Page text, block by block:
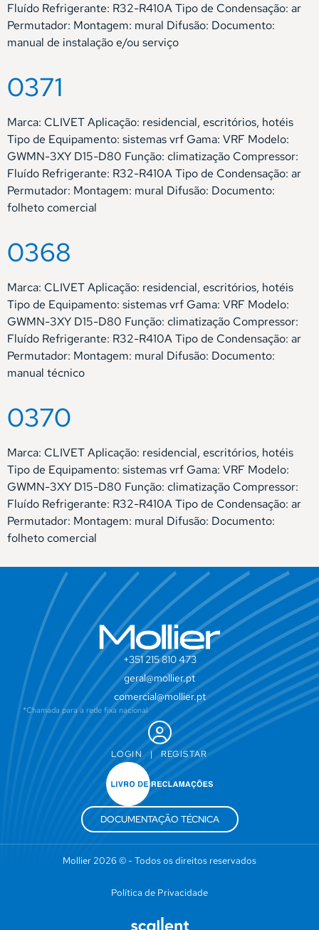
Fluído Refrigerante: R32-R410A Tipo de Condensação: ar
Permutador: Montagem: mural Difusão: Documento:
manual de instalação e/ou serviço
0371
Marca: CLIVET Aplicação: residencial, escritórios, hotéis
Tipo de Equipamento: sistemas vrf Gama: VRF Modelo:
GWMN-3XY D15-D80 Função: climatização Compressor:
Fluído Refrigerante: R32-R410A Tipo de Condensação: ar
Permutador: Montagem: mural Difusão: Documento:
folheto comercial
0368
Marca: CLIVET Aplicação: residencial, escritórios, hotéis
Tipo de Equipamento: sistemas vrf Gama: VRF Modelo:
GWMN-3XY D15-D80 Função: climatização Compressor:
Fluído Refrigerante: R32-R410A Tipo de Condensação: ar
Permutador: Montagem: mural Difusão: Documento:
manual técnico
0370
Marca: CLIVET Aplicação: residencial, escritórios, hotéis
Tipo de Equipamento: sistemas vrf Gama: VRF Modelo:
GWMN-3XY D15-D80 Função: climatização Compressor:
Fluído Refrigerante: R32-R410A Tipo de Condensação: ar
Permutador: Montagem: mural Difusão: Documento:
folheto comercial
+351 215 810 473
geral@mollier.pt
comercial@mollier.pt
*Chamada para a rede fixa nacional
LOGIN | REGISTAR
DOCUMENTAÇÃO TÉCNICA
Mollier 2026 © - Todos os direitos reservados
Política de Privacidade